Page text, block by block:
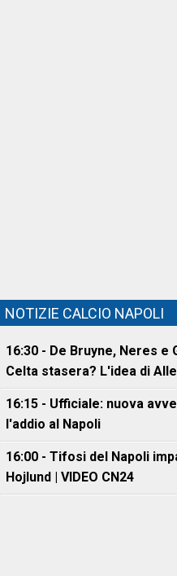
NOTIZIE CALCIO NAPOLI
16:30 - De Bruyne, Neres
Celta stasera? L'idea di
16:15 - Ufficiale: nuova
l'addio al Napoli
16:00 - Tifosi del Napoli
Hojlund | VIDEO CN24